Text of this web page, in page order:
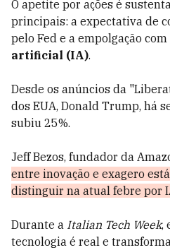
O apetite por ações é
principais: a expectativa de
pelo Fed e a empolgação com
artificial (IA).
Desde os anúncios da
dos EUA, Donald Trump, há
subiu 25%.
Jeff Bezos, fundador da
entre inovação e exagero
distinguir na atual febre por
Durante a Italian Tech Week,
tecnologia é real e